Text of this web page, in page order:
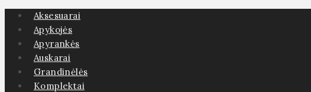
Skip
content
Aksesuarai
Apykojės
Apyrankės
Auskarai
Grandinėlės
Komplektai